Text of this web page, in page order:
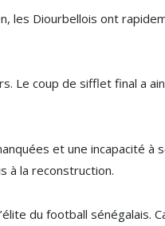
les Diourbellois ont
Le coup de sifflet final a
et une incapacité à
à la reconstruction.
du football sénégalais.